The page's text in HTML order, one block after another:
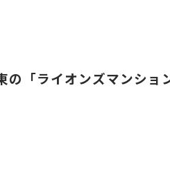
の「ライオンズマンショ